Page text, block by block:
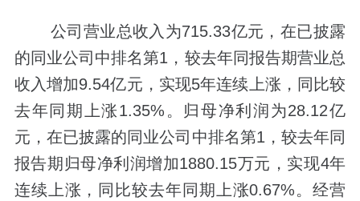
公司营业总收入为715.33亿元，在已披露
的同业公司中排名第1，较去年同报告期营业总
收入增加9.54亿元，实现5年连续上涨，同比较
去年同期上涨1.35%。归母净利润为28.12亿
元，在已披露的同业公司中排名第1，较去年同
报告期归母净利润增加1880.15万元，实现4年
连续上涨，同比较去年同期上涨0.67%。经营